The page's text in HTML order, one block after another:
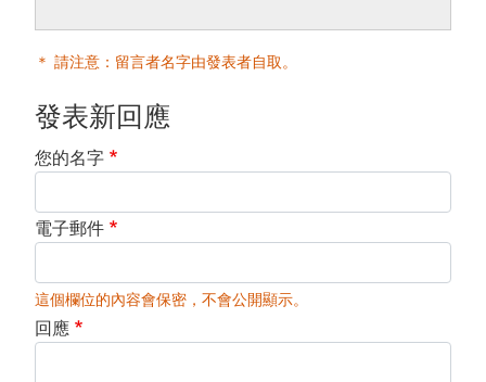
＊ 請注意：留言者名字由發表者自取。
發表新回應
您的名字
電子郵件
這個欄位的內容會保密，不會公開顯示。
回應